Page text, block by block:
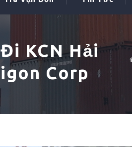
KCN Hải
Corp